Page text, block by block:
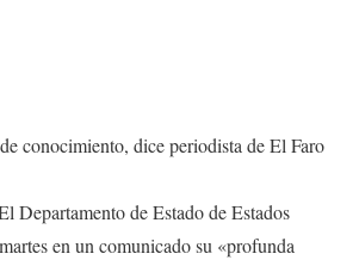
conocimiento, dice periodista de El Faro
Departamento de Estado de Estados
en un comunicado su «profunda